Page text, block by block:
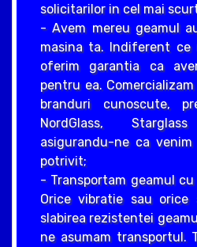
solicitarilor in cel mai
- Avem mereu geamul
masina ta. Indiferent ce
oferim garantia ca
pentru ea.
branduri cunoscute,
NordGlass,
asigurandu-ne ca
potrivit;
- Transportam geamul
Orice vibratie sau
slabirea rezistentei
ne asumam transportul.